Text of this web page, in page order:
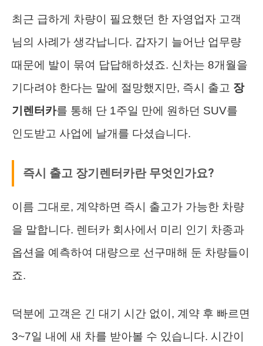
최근 급하게 차량이 필요했던 한 자영업자 고객
님의 사례가 생각납니다. 갑자기 늘어난 업무량
때문에 발이 묶여 답답해하셨죠. 신차는 8개월을
기다려야 한다는 말에 절망했지만, 즉시 출고 장
기렌터카를 통해 단 1주일 만에 원하던 SUV를
인도받고 사업에 날개를 다셨습니다.
즉시 출고 장기렌터카란 무엇인가요?
이름 그대로, 계약하면 즉시 출고가 가능한 차량
을 말합니다. 렌터카 회사에서 미리 인기 차종과
옵션을 예측하여 대량으로 선구매해 둔 차량들이
죠.
덕분에 고객은 긴 대기 시간 없이, 계약 후 빠르면
3~7일 내에 새 차를 받아볼 수 있습니다. 시간이